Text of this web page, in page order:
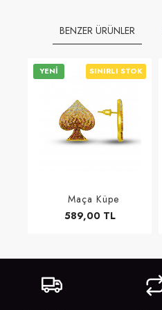
BENZER ÜRÜNLER
SINIRLI STOK
YENI
Maça Küpe
589,00 TL